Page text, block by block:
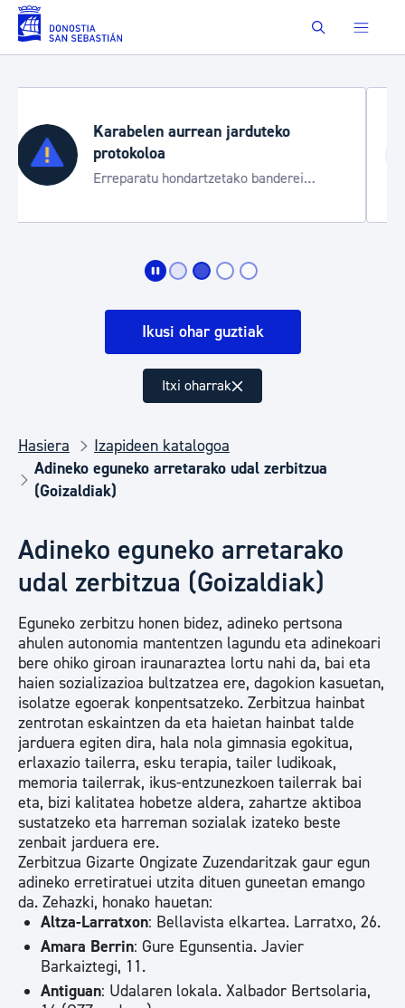
Eduki nagusira joan Buscar
Aste Nagusia 2026
Trafiko mozketak eta garraio zerbitzu
bereziak
Ikusi ohar guztiak
Itxi oharrak
Hasiera
Izapideen katalogoa
Adineko eguneko arretarako udal zerbitzua
(Goizaldiak)
Adineko eguneko arretarako
udal zerbitzua (Goizaldiak)
Eguneko zerbitzu honen bidez, adineko pertsona
ahulen autonomia mantentzen lagundu eta adinekoari
bere ohiko giroan iraunaraztea lortu nahi da, bai eta
haien sozializazioa bultzatzea ere, dagokion kasuetan,
isolatze egoerak konpentsatzeko. Zerbitzua hainbat
zentrotan eskaintzen da eta haietan hainbat talde
jarduera egiten dira, hala nola gimnasia egokitua,
erlaxazio tailerra, esku terapia, tailer ludikoak,
memoria tailerrak, ikus-entzunezkoen tailerrak bai
eta, bizi kalitatea hobetze aldera, zahartze aktiboa
sustatzeko eta harreman sozialak izateko beste
zenbait jarduera ere.
Zerbitzua Gizarte Ongizate Zuzendaritzak gaur egun
adineko erretiratuei utzita dituen guneetan emango
da. Zehazki, honako hauetan:
Altza-Larratxon: Bellavista elkartea. Larratxo, 26.
Amara Berrin: Gure Egunsentia. Javier
Barkaiztegi, 11.
Antiguan: Udalaren lokala. Xalbador Bertsolaria,